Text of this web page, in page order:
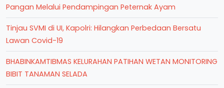
Pangan Melalui Pendampingan Peternak Ayam
Tinjau SVMI di UI, Kapolri: Hilangkan Perbedaan Bersatu
Lawan Covid-19
BHABINKAMTIBMAS KELURAHAN PATIHAN WETAN MONITORING
BIBIT TANAMAN SELADA